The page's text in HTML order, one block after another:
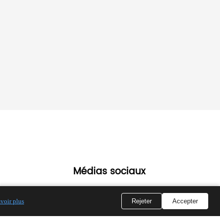
Médias sociaux
plus Rejeter Accepter